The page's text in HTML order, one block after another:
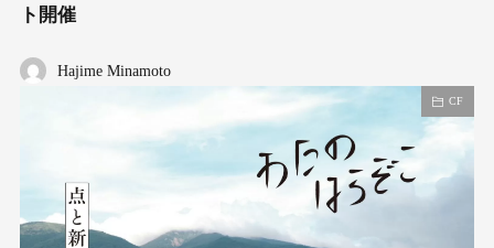
ト開催
Hajime Minamoto
CF